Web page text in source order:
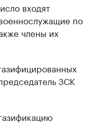
входят
по
члены их
ЗСК